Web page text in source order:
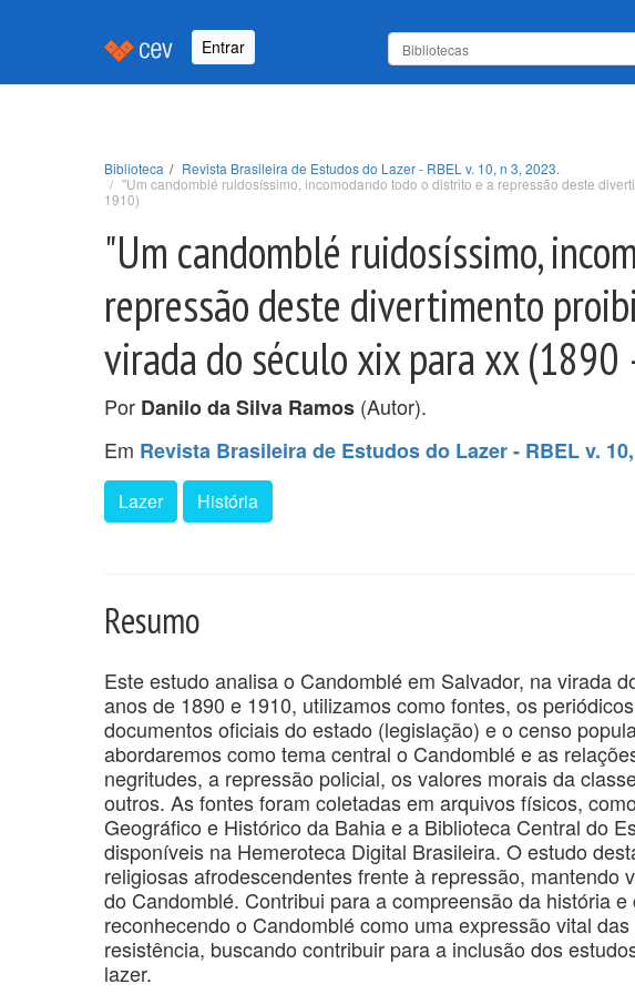
Entrar
Biblioteca
Revista Brasileira de Estudos do Lazer - RBEL v. 10, n 3, 2023.
"Um candomblé ruidosíssimo, incomodando todo o distrito e a repressão deste
1910)
"Um candomblé ruidosíssimo,
repressão deste divertimento
virada do século xix para xx
Por Danilo da Silva Ramos (Autor).
Em Revista Brasileira de Estudos do Lazer - RBEL v.
Lazer História
Resumo
Este estudo analisa o Candomblé em Salvador, na virada
anos de 1890 e 1910, utilizamos como fontes, os
documentos oficiais do estado (legislação) e o censo
abordaremos como tema central o Candomblé e as
negritudes, a repressão policial, os valores morais da
outros. As fontes foram coletadas em arquivos físicos,
Geográfico e Histórico da Bahia e a Biblioteca Central do
disponíveis na Hemeroteca Digital Brasileira. O estudo
religiosas afrodescendentes frente à repressão, mantendo
do Candomblé. Contribui para a compreensão da história
reconhecendo o Candomblé como uma expressão vital
resistência, buscando contribuir para a inclusão dos
lazer.